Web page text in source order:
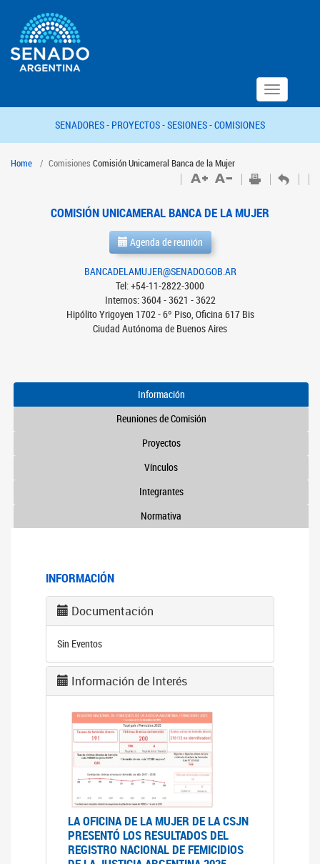
Toggle
navigation
SENADORES - PROYECTOS -SESIONES -COMISIONES
Home Comisiones Comisión Unicameral Banca de la Mujer
COMISIÓN UNICAMERAL BANCA DE LA MUJER
Agenda de reunión
BANCADELAMUJER@SENADO.GOB.AR
Tel: +54-11-2822-3000
Internos: 3604 - 3621 - 3622
Hipólito Yrigoyen 1702 - 6º Piso, Oficina 617 Bis
Ciudad Autónoma de Buenos Aires
Información
Reuniones de Comisión
Proyectos
Vínculos
Integrantes
Normativa
INFORMACIÓN
Documentación
Sin Eventos
Información de Interés
LA OFICINA DE LA MUJER DE LA CSJN
PRESENTÓ LOS RESULTADOS DEL
REGISTRO NACIONAL DE FEMICIDIOS